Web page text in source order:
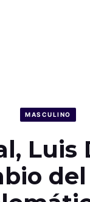
MASCULINO
Luis